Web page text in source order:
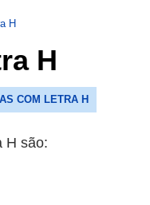
H
H
COM LETRA H
H são: